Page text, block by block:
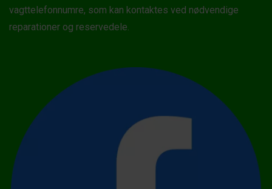
vagttelefonnumre, som kan kontaktes ved nødvendige
reparationer og reservedele.